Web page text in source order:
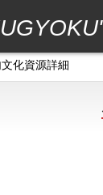
化資源詳細